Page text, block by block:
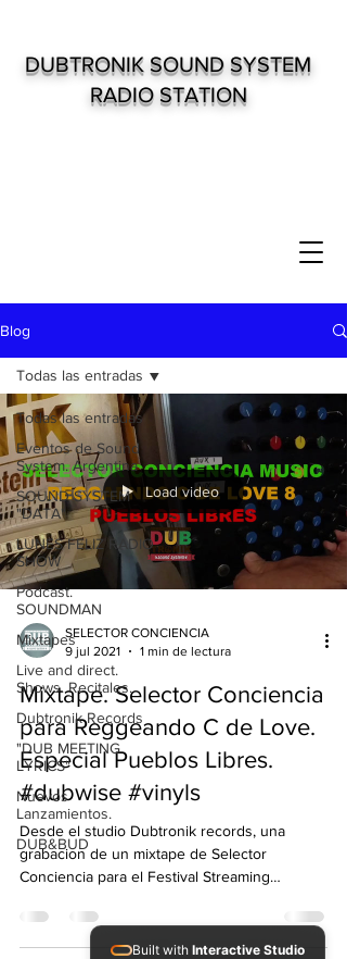
DUBTRONIK SOUND SYSTEM
RADIO STATION
Blog
Todas las entradas
Eventos de Sound
System. Argentina
SOUND SYSTEM
"DATA"
LUNES FELIZ RADIO
SHOW
Podcast.
SOUNDMAN
Mixtapes
Live and direct.
Shows. Recitales.
Dubtronik Records
"DUB MEETING
LYRICS"
Nuevos
Lanzamientos.
DUB&BUD
Todas las entradas
Load video
SELECTOR CONCIENCIA
9 jul 2021
1 min de lectura
Mixtape. Selector Conciencia
para Reggeando C de Love.
Especial Pueblos Libres.
#dubwise #vinyls
Desde el studio Dubtronik records, una
grabacion de un mixtape de Selector
Conciencia para el Festival Streaming
Built with Interactive Studio